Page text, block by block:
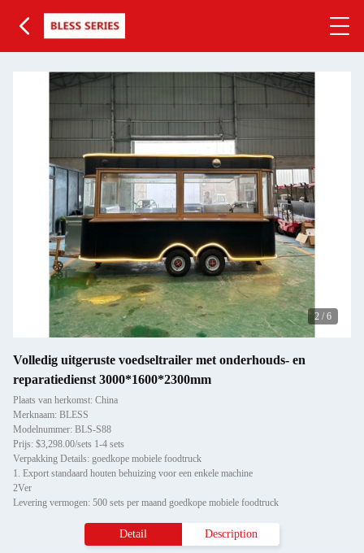
3 / 6
Volledig uitgeruste voedseltrailer met onderhouds- en
reparatiedienst 3000*1600*2300mm
Plaats van herkomst: China
Merknaam: BLESS
Modelnummer: BLS-S88
Prijs: $3,298.00/sets 1-4 sets
Verpakking Details: goedkope mobiele foodtruck
1. Export standaard houten behuizing voor een enkele machine
2Ver
Levering vermogen: 500 sets per maand goedkope mobiele foodtruck
Detail Description